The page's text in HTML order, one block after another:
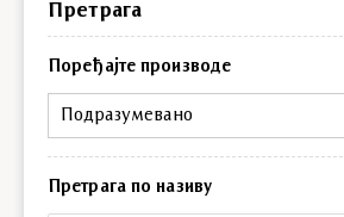
Претрага
Поређајте производе
Подразумевано
Претрага по називу